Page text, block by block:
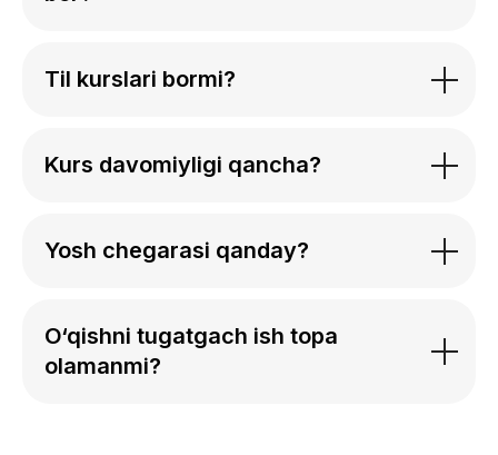
Til kurslari bormi?
Kurs davomiyligi qancha?
Yosh chegarasi qanday?
O‘qishni tugatgach ish topa
olamanmi?